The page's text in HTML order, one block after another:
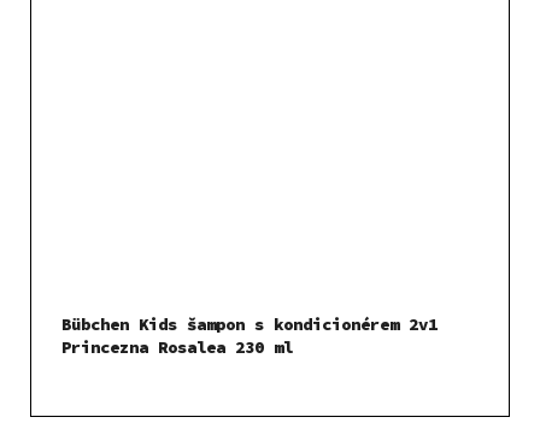
Bübchen Kids šampon s kondicionérem 2v1
Princezna Rosalea 230 ml